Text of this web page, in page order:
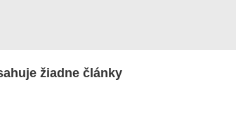
žiadne články